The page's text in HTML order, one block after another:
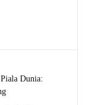
Dunia: